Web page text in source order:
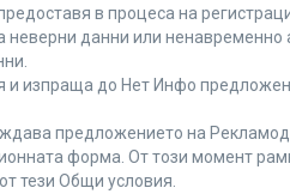
в процеса на
данни или
изпраща до Нет Инфо
предложението на
форма. От този момент
тези Общи условия.